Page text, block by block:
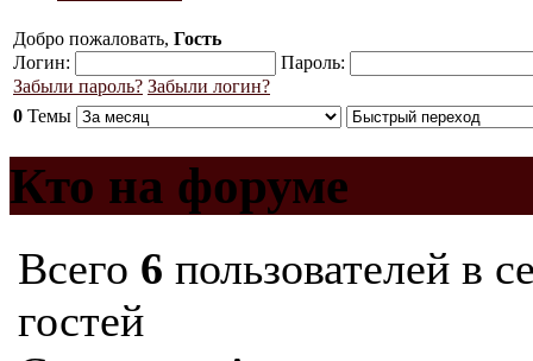
Добро пожаловать, Гость
Логин:
Пароль:
Забыли пароль? Забыли логин?
0 Темы
Кто на форуме
Всего 6 пользователей в
гостей